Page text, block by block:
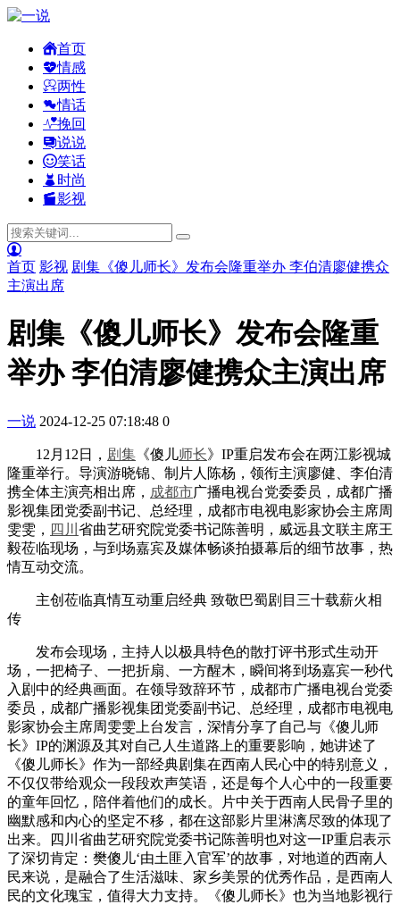
首页
情感
两性
情话
挽回
说说
笑话
时尚
影视
首页 影视 剧集《傻儿师长》发布会隆重举办 李伯清廖健携众
主演出席
剧集《傻儿师长》发布会隆重
举办 李伯清廖健携众主演出席
一说 2024-12-25 07:18:48 0
12月12日， 剧集 《傻儿师长》IP重启发布会在两江影视城
隆重举行。导演游晓锦、制片人陈杨，领衔主演廖健、李伯清
携全体主演亮相出席， 成都市广播电视台党委委员，成都广播
影视集团党委副书记、总经理，成都市电视电影家协会主席周
雯雯， 四川 省曲艺研究院党委书记陈善明，威远县文联主席王
毅莅临现场，与到场嘉宾及媒体畅谈拍摄幕后的细节故事，热
情互动交流。
主创莅临真情互动重启经典 致敬巴蜀剧目三十载薪火相
传
发布会现场，主持人以极具特色的散打评书形式生动开
场，一把椅子、一把折扇、一方醒木，瞬间将到场嘉宾一秒代
入剧中的经典画面。在领导致辞环节，成都市广播电视台党委
委员，成都广播影视集团党委副书记、总经理，成都市电视电
影家协会主席周雯雯上台发言，深情分享了自己与《傻儿师
长》IP的渊源及其对自己人生道路上的重要影响，她讲述了
《傻儿师长》作为一部经典剧集在西南人民心中的特别意义，
不仅仅带给观众一段段欢声笑语，还是每个人心中的一段重要
的童年回忆，陪伴着他们的成长。片中关于西南人民骨子里的
幽默感和内心的坚定不移，都在这部影片里淋漓尽致的体现了
出来。四川省曲艺研究院党委书记陈善明也对这一IP重启表示
了深切肯定：樊傻儿‘由土匪入官军’的故事，对地道的西南人
民来说，是融合了生活滋味、家乡美景的优秀作品，是西南人
民的文化瑰宝，值得大力支持。《傻儿师长》也为当地影视行